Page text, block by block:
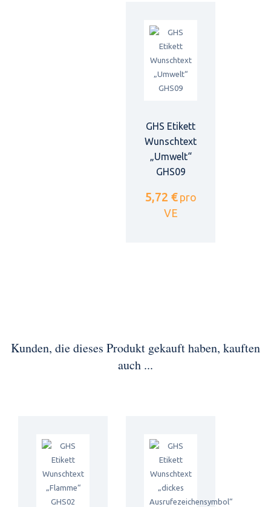
GHS Etikett
Wunschtext
„Umwelt“
GHS09
5,72 € pro
VE
Kunden, die dieses Produkt gekauft haben, kauften
auch ...